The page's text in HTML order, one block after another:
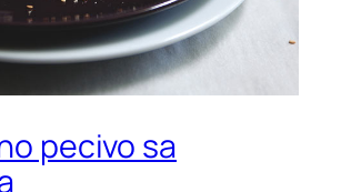
pecivo sa